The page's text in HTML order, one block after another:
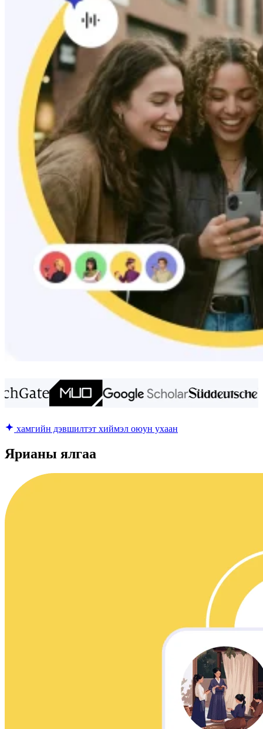
хамгийн дэвшилтэт хиймэл оюун ухаан
Ярианы ялгаа